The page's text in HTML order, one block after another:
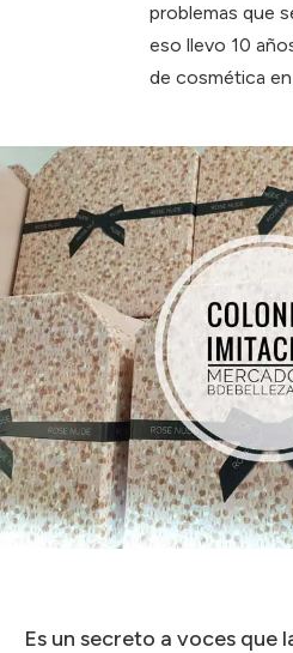
problemas que
eso llevo 10
de cosmética
Es un secreto a voces que